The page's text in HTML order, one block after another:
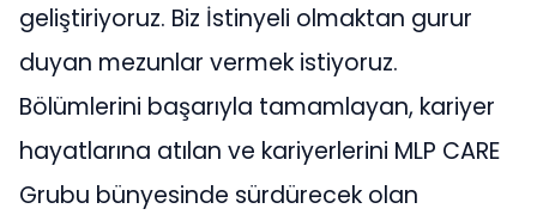
geliştiriyoruz. Biz İstinyeli olmaktan gurur
duyan mezunlar vermek istiyoruz.
Bölümlerini başarıyla tamamlayan, kariyer
hayatlarına atılan ve kariyerlerini MLP CARE
Grubu bünyesinde sürdürecek olan